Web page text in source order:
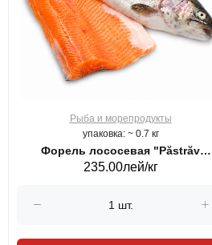
Рыба и морепродукты
упаковка: ~ 0.7 кг
Форель лососевая "Păstrăv
Moldovenesc"
235.00лей/кг